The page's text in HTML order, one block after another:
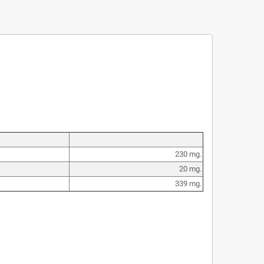
230 mg.
20 mg.
339 mg.